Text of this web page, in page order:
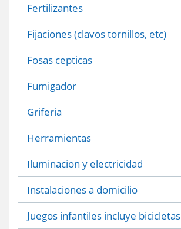
Fertilizantes
Fijaciones (clavos tornillos, etc)
Fosas cepticas
Fumigador
Griferia
Herramientas
Iluminacion y electricidad
Instalaciones a domicilio
Juegos infantiles incluye bicicletas